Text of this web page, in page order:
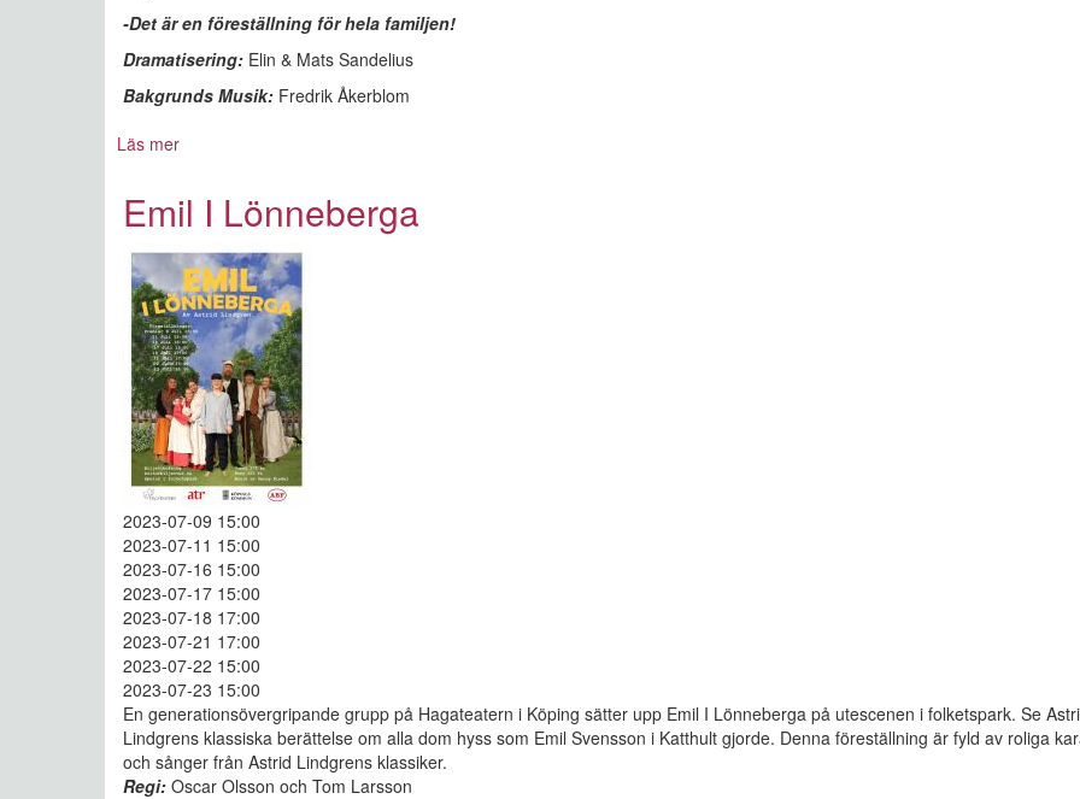
-Det är en föreställning för hela familjen!
Dramatisering: Elin & Mats Sandelius
Bakgrunds Musik: Fredrik Åkerblom
Läs mer
Lönneberga
Emil I Lönneberga
2023-07-09 15:00
2023-07-11 15:00
2023-07-16 15:00
2023-07-17 15:00
2023-07-18 17:00
2023-07-21 17:00
2023-07-22 15:00
2023-07-23 15:00
En generationsövergripande grupp på Hagateatern i Köping sätter upp Emil I Lönneberga på utescenen i folketspark. Se
Lindgrens klassiska berättelse om alla dom hyss som Emil Svensson i Katthult gjorde. Denna föreställning är fyld av roliga
och sånger från Astrid Lindgrens klassiker.
Regi: Oscar Olsson och Tom Larsson